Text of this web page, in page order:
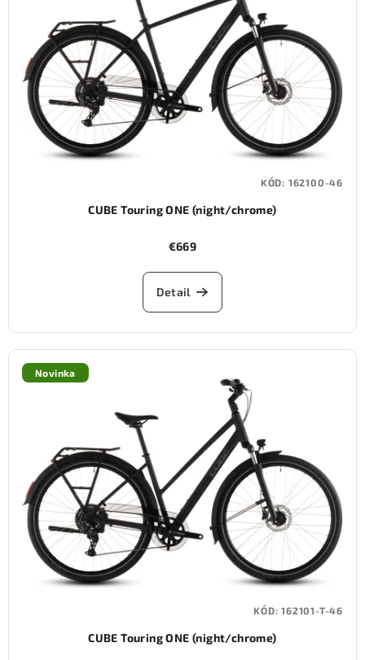
CUBE Touring ONE (night/chrome)
€669
Detail
KÓD: 162100-46
Novinka
CUBE Touring ONE (night/chrome)
KÓD:162101-T-46